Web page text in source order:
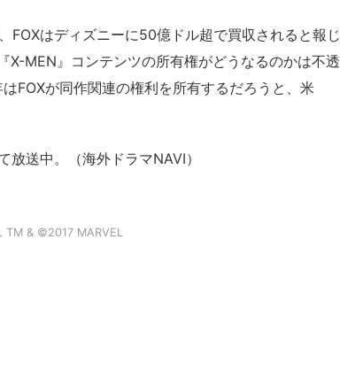
FOXはディズニーに50億ドル超で買収されると報じ
X-MEN』コンテンツの所有権がどうなるのかは不透
FOXが同作関連の権利を所有するだろうと、米
放送中。（海外ドラマNAVI）
& ©2017 MARVEL